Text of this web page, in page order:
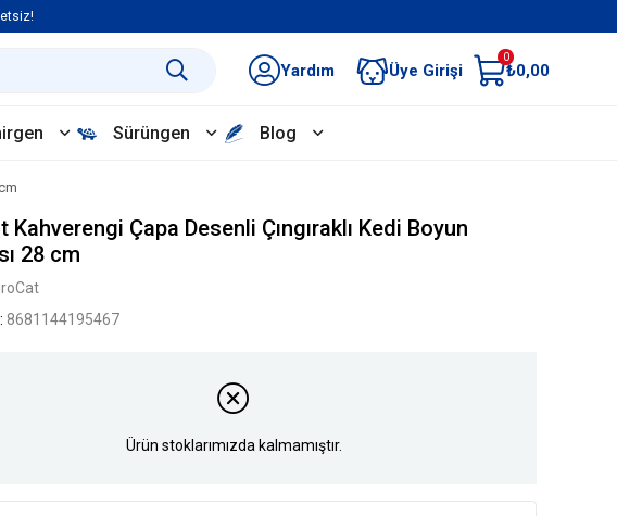
Yardım Üye Girişi
0
₺0,00
Sürüngen Blog
Kahverengi Çapa Desenli Çıngıraklı Kedi Boyun
28 cm
: 8681144195467
Ürün stoklarımızda kalmamıştır.